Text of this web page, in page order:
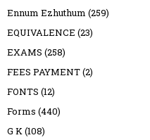
Ennum Ezhuthum (259)
EQUIVALENCE (23)
EXAMS (258)
FEES PAYMENT(2)
FONTS (12)
Forms (440)
G K(108)